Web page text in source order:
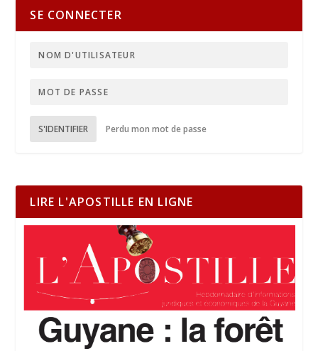
SE CONNECTER
S'IDENTIFIER Perdu mon mot de passe
LIRE L'APOSTILLE EN LIGNE